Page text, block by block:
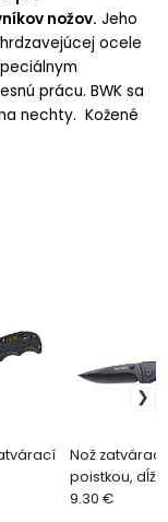
nožov. Jeho
ocele
prácu. BWK sa
nechty. Kožené
Nož zatvárací
poistkou,
120/205mm,
9.30 €